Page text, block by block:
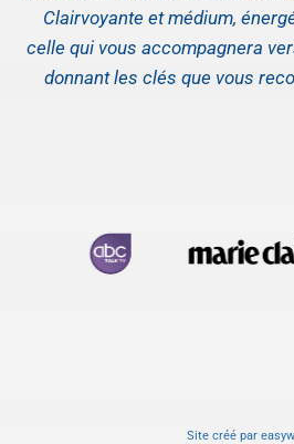
Clairvoyante et médium,
celle qui vous accompagnera
donnant les clés que vous
Site créé par